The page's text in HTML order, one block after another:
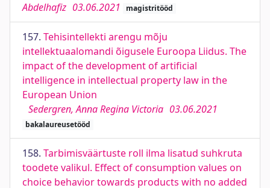
Abdelhafiz 03.06.2021 magistritööd
157. Tehisintellekti arengu mõju
intellektuaalomandi õigusele Euroopa Liidus. The
impact of the development of artificial
intelligence in intellectual property law in the
European Union
Sedergren, Anna Regina Victoria 03.06.2021
bakalaureusetööd
158. Tarbimisväärtuste roll ilma lisatud suhkruta
toodete valikul. Effect of consumption values on
choice behavior towards products with no added